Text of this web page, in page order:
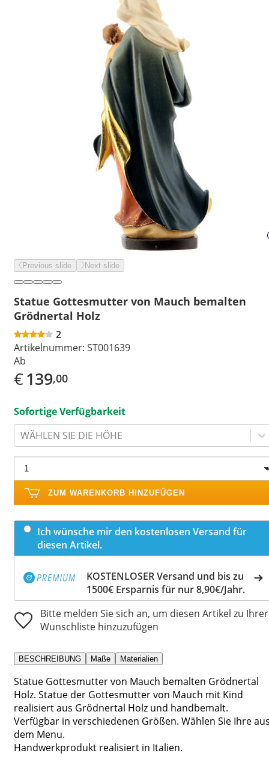
Previous slide Next slide
Statue Gottesmutter von Mauch bemalten
Grödnertal Holz
2
Artikelnummer: ST001639
Ab
€139,00
Sofortige Verfügbarkeit
WÄHLEN SIE DIE HÖHE
ZUM WARENKORB HINZUFÜGEN
Ich wünsche mir den kostenlosen Versand für
diesen Artikel.
KOSTENLOSER Versand und bis zu
1500€ Ersparnis für nur 8,90€/Jahr.
Bitte melden Sie sich an, um diesen Artikel zu Ihrer
Wunschliste hinzuzufügen
BESCHREIBUNG Maße Materialien
Statue Gottesmutter von Mauch bemalten Grödnertal
Holz. Statue der Gottesmutter von Mauch mit Kind
realisiert aus Grödnertal Holz und handbemalt.
Verfügbar in verschiedenen Größen. Wählen Sie Ihre
dem Menu.
Handwerkprodukt realisiert in Italien.